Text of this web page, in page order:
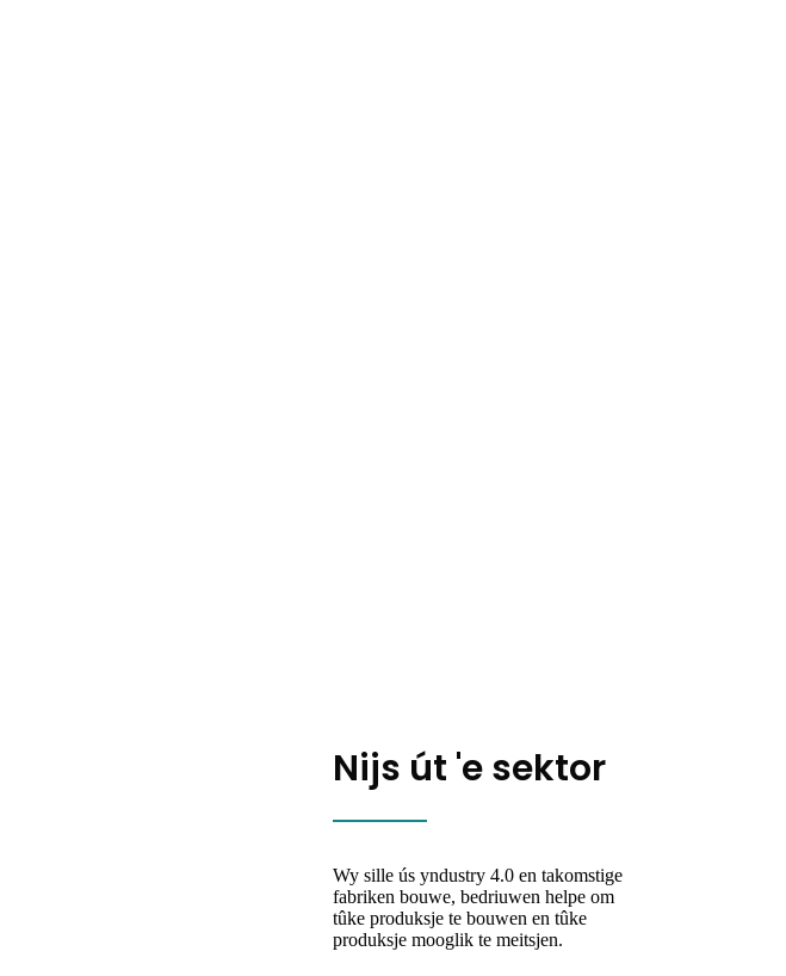
Nijs út 'e sektor
Wy sille ús yndustry 4.0 en takomstige
fabriken bouwe, bedriuwen helpe om
tûke produksje te bouwen en tûke
produksje mooglik te meitsjen.